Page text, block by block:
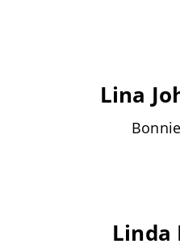
Lina
Linda